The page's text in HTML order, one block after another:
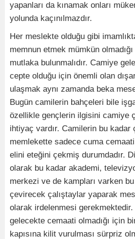
yapanları da kınamak onları
yolunda kaçınılmazdır.
Her meslekte olduğu gibi
memnun etmek mümkün
mutlaka bulunmalıdır. Camiye
cepte olduğu için önemli olan
ulaşmak aynı zamanda beka
Bugün camilerin bahçeleri bile
özellikle gençlerin ilgisini camiye
ihtiyaç vardır. Camilerin bu kadar
memlekette sadece cuma
elini eteğini çekmiş durumdadır.
olarak bu kadar akademi,
merkezi ve de kampları varken
çevirecek çalıştaylar yaparak
olarak irdelenmesi gerekmektedir.
gelecekte cemaati olmadığı için
kapısına kilit vurulması sürpriz